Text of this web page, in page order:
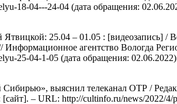
18-04---24-04 (дата обращения:
Ятвицкой: 25.04 – 01.05 : [видеозапись] /
Информационное агентство Вологда
25-04-1-05 (дата обращения: 02.06.2022)
выяснил телеканал ОТР /
– URL: http://cultinfo.ru/news/2022/